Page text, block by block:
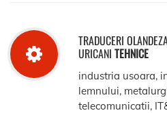
TRADUCERI
URICANI TEHNICE
industria usoara,
lemnului,
telecomunicatii,